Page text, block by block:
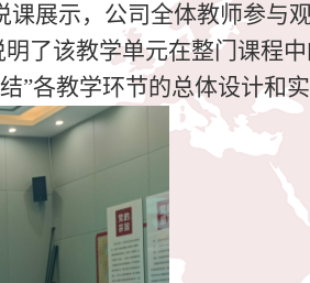
课展示，公司全体教师参与观
了该教学单元在整门课程
”各教学环节的总体设计和实